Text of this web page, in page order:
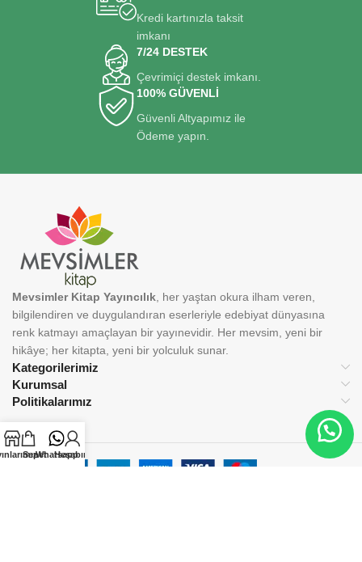
Kredi kartınızla taksit
imkanı
7/24 DESTEK
Çevrimiçi destek imkanı.
100% GÜVENLİ
Güvenli Altyapımız ile
Ödeme yapın.
Kategorilerimiz
Kurumsal
Politikalarımız
Mevsimler Kitap Yayıncılık , her yaştan okura ilham veren,
bilgilendiren ve duygulandıran eserleriyle edebiyat dünyasına
renk katmayı amaçlayan bir yayınevidir. Her mevsim, yeni bir
hikâye; her kitapta, yeni bir yolculuk sunar.
SepetWhatsapp
Hesabım